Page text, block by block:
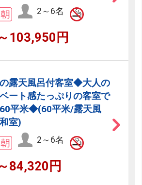
2～6名
103,950円
露天風呂付客室◆大人の
ート感たっぷりの客室で
平米◆(60平米/露天風
室)
2～6名
84,320円